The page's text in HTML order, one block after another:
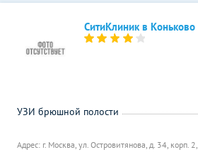
СитиКлиник в Коньково
Адрес: г. Москва, ул. Островитянова, д. 34, корп. 2,
УЗИ брюшной полости